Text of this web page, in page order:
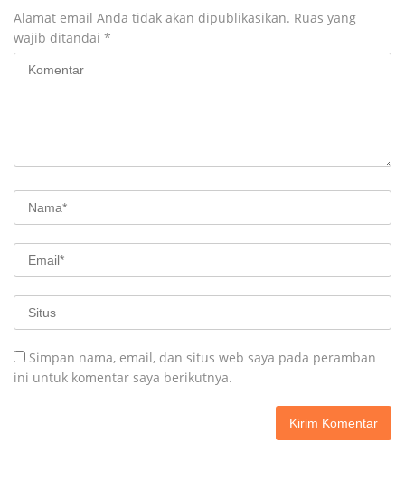
Alamat email Anda tidak akan dipublikasikan. Ruas yang
wajib ditandai *
Simpan nama, email, dan situs web saya pada peramban
ini untuk komentar saya berikutnya.